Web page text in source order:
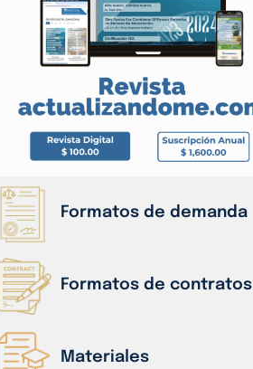
Formatos de demanda
Formatos de contratos
Materiales